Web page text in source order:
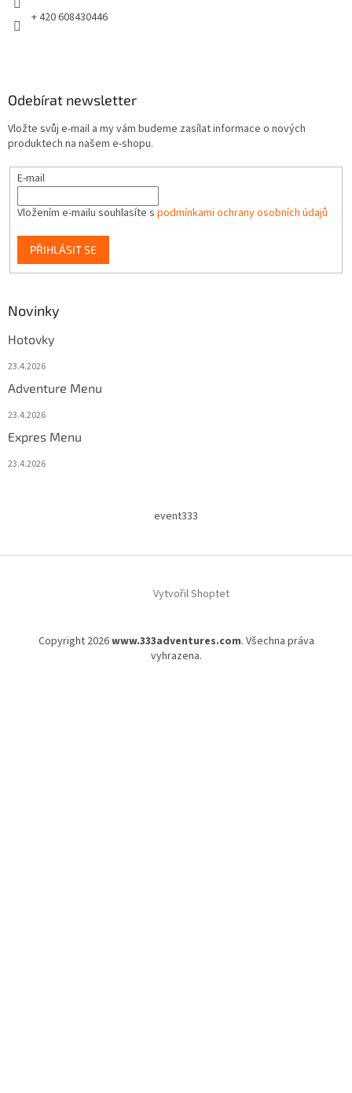
+ 420 608430446
Odebírat newsletter
Vložte svůj e-mail a my vám budeme zasílat informace o nových
produktech na našem e-shopu.
E-mail
Vložením e-mailu souhlasíte s podmínkami ochrany osobních údajů
PŘIHLÁSIT SE
Novinky
Hotovky
23.4.2026
Adventure Menu
23.4.2026
Expres Menu
23.4.2026
event333
Vytvořil Shoptet
Copyright 2026www.333adventures.com. Všechna práva
vyhrazena.